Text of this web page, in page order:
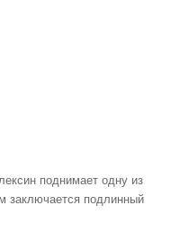
поднимает одну из
заключается подлинный